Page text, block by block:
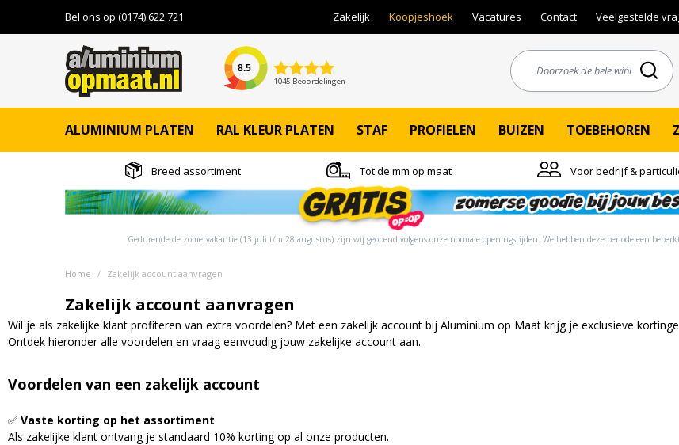
Bel ons op (0174) 622 721 Zakelijk Koopjeshoek Vacatures Contact Veelgestelde
8.5
1045 Beoordelingen
ALUMINIUM PLATEN RAL KLEUR PLATEN STAF PROFIELEN BUIZEN TOEBEHOREN
Breed assortiment Tot de mm op maat Voor bedrijf &
Gedurende de zomervakantie (13 juli t/m 28 augustus) zijn wij geopend volgens onze normale openingstijden. ​​We hebben deze periode een
Home / Zakelijk account aanvragen
Zakelijk account aanvragen
Wil je als zakelijke klant profiteren van extra voordelen? Met een zakelijk account bij Aluminium op Maat krijg je exclusieve
Ontdek hieronder alle voordelen en vraag eenvoudig jouw zakelijke account aan.
Voordelen van een zakelijk account
✅ Vaste korting op het assortiment
Als zakelijke klant ontvang je standaard 10% korting op al onze producten.